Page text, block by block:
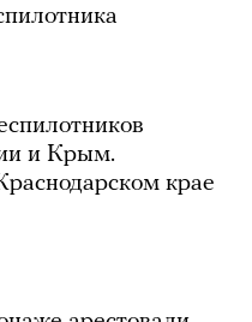
и Крым.
крае